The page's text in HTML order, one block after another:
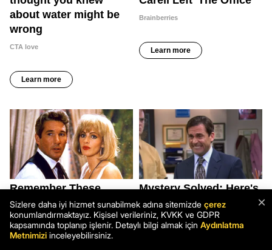
×
Sizlere daha iyi hizmet sunabilmek adına sitemizde çerez
konumlandırmaktayız. Kişisel verileriniz, KVKK ve GDPR
kapsamında toplanıp işlenir. Detaylı bilgi almak için Aydınlatma
Metnimizi inceleyebilirsiniz.